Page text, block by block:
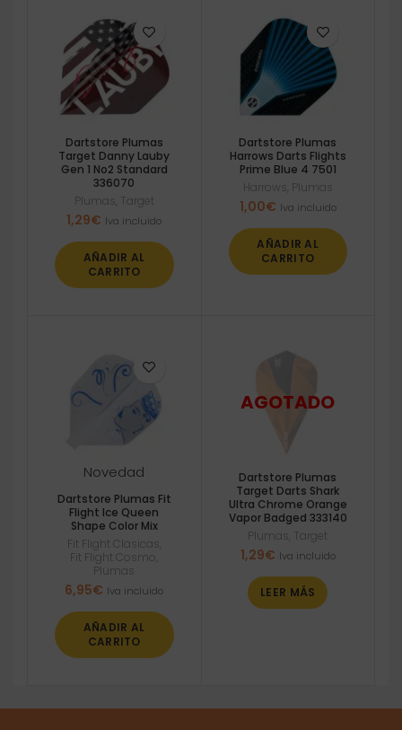
Dartstore Plumas
Target Danny Lauby
Gen 1 No2 Standard
336070
Plumas Target
1,29€ Iva incluido
AÑADIR AL
CARRITO
Dartstore Plumas
Harrows Darts Flights
Prime Blue 4 7501
Harrows Plumas
1,00€ Iva incluido
AÑADIR AL
CARRITO
Novedad
Dartstore Plumas Fit
Flight Ice Queen
Shape Color Mix
Fit Flight Clasicas
Fit Flight Cosmo
Plumas
6,95€ Iva incluido
AÑADIR AL
CARRITO
Dartstore Plumas
Target Darts Shark
Ultra Chrome Orange
Vapor Badged 333140
Plumas Target
1,29€ Iva incluido
LEER MÁS